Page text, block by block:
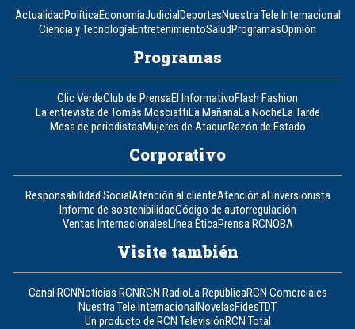
ActualidadPolíticaEconomíaJudicialDeportesNuestra Tele Internacional
Ciencia y TecnologíaEntretenimientoSaludProgramasOpinión
Programas
Clic VerdeClub de PrensaEl InformativoFlash Fashion
La entrevista de Tomás MosciattiLa MañanaLa NocheLa Tarde
Mesa de periodistasMujeres de AtaqueRazón de Estado
Corporativo
Responsabilidad SocialAtención al clienteAtención al inversionista
Informe de sostenibilidadCódigo de autorregulación
Ventas InternacionalesLínea ÉticaPrensa RCNOBA
Visite también
Canal RCNNoticias RCNRCN RadioLa RepúblicaRCN Comerciales
Nuestra Tele InternacionalNovelasFidesTDT
Un producto de RCN TelevisiónRCN Total